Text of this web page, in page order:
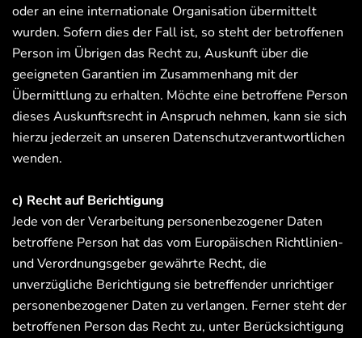
oder an eine internationale Organisation übermittelt
wurden. Sofern dies der Fall ist, so steht der betroffenen
Person im Übrigen das Recht zu, Auskunft über die
geeigneten Garantien im Zusammenhang mit der
Übermittlung zu erhalten. Möchte eine betroffene Person
dieses Auskunftsrecht in Anspruch nehmen, kann sie sich
hierzu jederzeit an unseren Datenschutzverantwortlichen
wenden.
c) Recht auf Berichtigung
Jede von der Verarbeitung personenbezogener Daten
betroffene Person hat das vom Europäischen Richtlinien-
und Verordnungsgeber gewährte Recht, die
unverzügliche Berichtigung sie betreffender unrichtiger
personenbezogener Daten zu verlangen. Ferner steht der
betroffenen Person das Recht zu, unter Berücksichtigung